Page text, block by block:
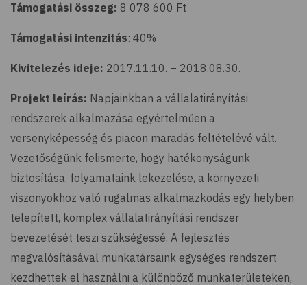
Támogatási összeg: 8 078 600 Ft
Támogatási intenzitás: 40%
Kivitelezés ideje: 2017.11.10. – 2018.08.30.
Projekt leírás: Napjainkban a vállalatirányítási
rendszerek alkalmazása egyértelműen a
versenyképesség és piacon maradás feltételévé vált.
Vezetőségünk felismerte, hogy hatékonyságunk
biztosítása, folyamataink lekezelése, a környezeti
viszonyokhoz való rugalmas alkalmazkodás egy helyben
telepített, komplex vállalatirányítási rendszer
bevezetését teszi szükségessé. A fejlesztés
megvalósításával munkatársaink egységes rendszert
kezdhettek el használni a különböző munkaterületeken,